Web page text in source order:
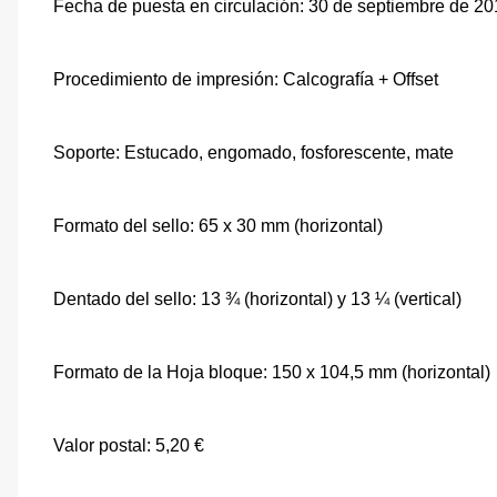
Fecha de puesta en circulación: 30 de septiembre de
Procedimiento de impresión: Calcografía + Offset
Soporte: Estucado, engomado, fosforescente, mate
Formato del sello: 65 x 30 mm (horizontal)
Dentado del sello: 13 ¾ (horizontal) y 13 ¼ (vertical)
Formato de la Hoja bloque: 150 x 104,5 mm (horizontal)
Valor postal: 5,20 €